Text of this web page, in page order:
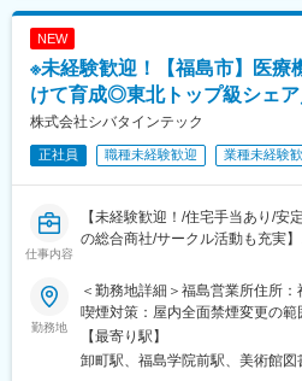
NEW
※未経験歓迎！【福島市】医
けて育成◎東北トップ級シェ
株式会社シバタインテック
正社員 職種未経験歓迎 業種未経験
仕事内容
【未経験歓迎！/住宅手当あり/
の総合商社/サークル活動も充実】
東北地方にて医療用品の販売を
医師・看護師などの方々に向けて
ます。
はじめはマスク、注射針、ガー
将来的には新病院の立ち上げタイ
勤務地
＜勤務地詳細＞福島営業所住所
喫煙対策：屋内全面禁煙変更の
【最寄り駅】
卸町駅、福島学院前駅、美術館図